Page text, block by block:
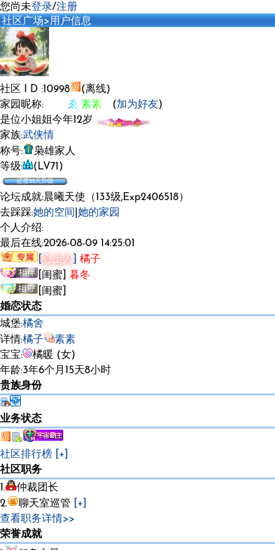
您尚未登录/注册
社区广场>用户信息
社区 I D :10998
(离线)
家园昵称: ゑ 素素ゞ (加为好友)
是位小姐姐今年12岁
家族:武侠情
称号:
枭雄家人
等级:
(LV71)
还需22天升级
论坛成就:晨曦天使（133级,Exp2406518）
去踩踩:她的空间 她的家园
个人介绍:
最后在线:2026-08-09 14:25:01
心上人
橘子
[闺蜜] 暮冬
[闺蜜]
婚恋状态
城堡:橘舍
详情:橘子
素素
宝宝:
橘暖 (女)
年龄:3年6个月15天8小时
贵族身份
业务状态
社区排行榜
[+]
社区职务
1.
仲裁团长
2.
聊天室巡管
[+]
查看职务详情>>
荣誉成就